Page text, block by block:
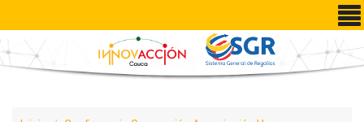
Pasar al contenido principal